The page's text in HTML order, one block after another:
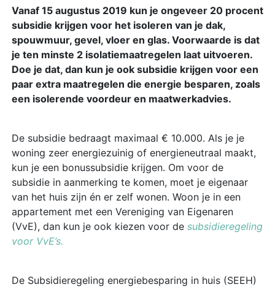
Vanaf 15 augustus 2019 kun je ongeveer 20 procent
subsidie krijgen voor het isoleren van je dak,
spouwmuur, gevel, vloer en glas. Voorwaarde is dat
je ten minste 2 isolatiemaatregelen laat uitvoeren.
Doe je dat, dan kun je ook subsidie krijgen voor een
paar extra maatregelen die energie besparen, zoals
een isolerende voordeur en maatwerkadvies.
De subsidie bedraagt maximaal € 10.000. Als je je
woning zeer energiezuinig of energieneutraal maakt,
kun je een bonussubsidie krijgen. Om voor de
subsidie in aanmerking te komen, moet je eigenaar
van het huis zijn én er zelf wonen. Woon je in een
appartement met een Vereniging van Eigenaren
(VvE), dan kun je ook kiezen voor de subsidieregeling
voor VvE’s.
De Subsidieregeling energiebesparing in huis (SEEH)